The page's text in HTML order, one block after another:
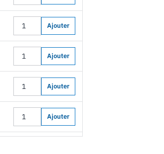
Ajouter
Ajouter
Ajouter
Ajouter